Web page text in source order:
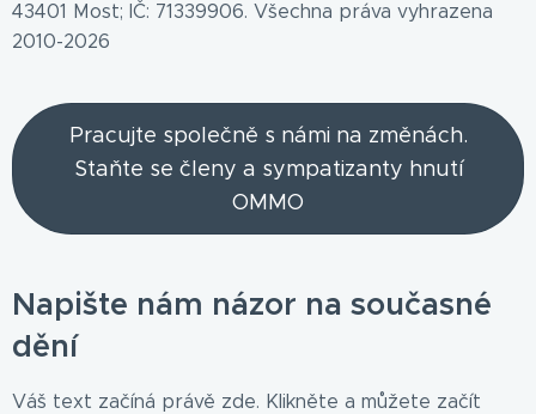
43401 Most; IČ: 71339906. Všechna práva vyhrazena
2010-2026
Pracujte společně s námi na změnách.
Staňte se členy a sympatizanty hnutí
OMMO
Napište nám názor na současné
dění
Váš text začíná právě zde. Klikněte a můžete začít